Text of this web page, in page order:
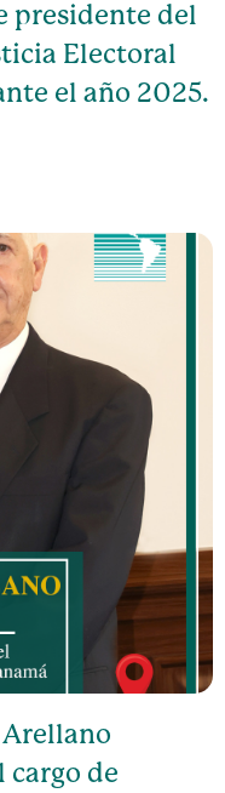
presidente del
Electoral
el año 2025.
Arellano
cargo de